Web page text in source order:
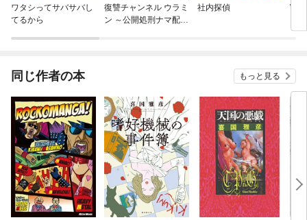
ワタシってサバサバし
てるから
復讐チャンネル ウラミ
ン ～公開処刑ナマ配信
社内探偵
同じ作者の本 もっと見る